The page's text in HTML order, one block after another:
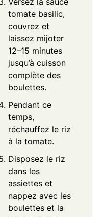
jusqu’à cuisson
complète des
boulettes.
Pendant ce
temps,
réchauffez le riz
à la tomate.
Disposez le riz
dans les
assiettes et
nappez avec les
sauce. Servez
chaud et
garnissez selon
le goût.